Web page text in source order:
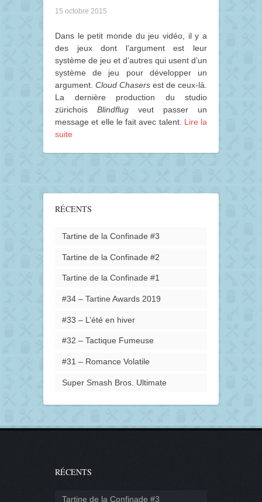
15 octobre 2015
Dans le petit monde du jeu vidéo, il y a
des jeux dont l’argument est leur
système de jeu et d’autres qui usent d’un
système de jeu pour développer un
argument. Cloud Chasers est de ceux-là.
La dernière production du studio
zürichois Blindflug veut passer un
message et elle le fait avec talent. Lire la
suite
RÉCENTS
Tartine de la Confinade #3
Tartine de la Confinade #2
Tartine de la Confinade #1
#34 – Tartine Awards 2019
#33 – L’été en hiver
#32 – Tactique Fumeuse
#31 – Romance Volatile
Super Smash Bros. Ultimate
RÉCENTS
Tartine de la Confinade #3